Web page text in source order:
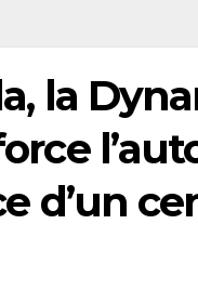
la
d’un